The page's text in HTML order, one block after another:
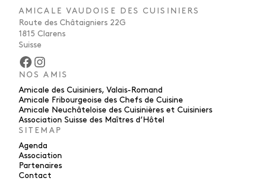
AMICALE VAUDOISE DES CUISINIERS
Route des Châtaigniers 22G
1815 Clarens
Suisse
Facebook Instagram
NOS AMIS
Amicale des Cuisiniers, Valais-Romand
Amicale Fribourgeoise des Chefs de Cuisine
Amicale Neuchâteloise des Cuisinières et Cuisiniers
Association Suisse des Maîtres d’Hôtel
SITEMAP
Agenda
Association
Partenaires
Contact